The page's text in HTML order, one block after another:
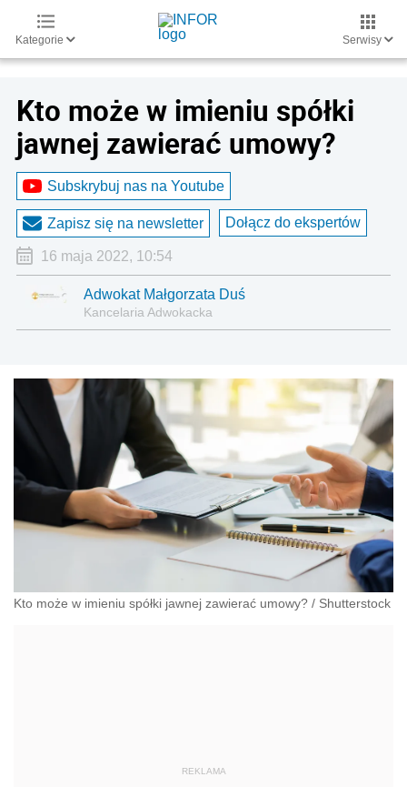
Kategorie Serwisy
Kto może w imieniu spółki
jawnej zawierać umowy?
Subskrybuj nas na Youtube
Zapisz się na newsletter Dołącz do ekspertów
16 maja 2022, 10:54
Adwokat Małgorzata Duś
Kancelaria Adwokacka
Kto może w imieniu spółki jawnej zawierać umowy? / Shutterstock